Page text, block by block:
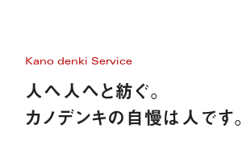
Kano denki Service
人へ人へと紡ぐ。
カノデンキの自慢は人です。